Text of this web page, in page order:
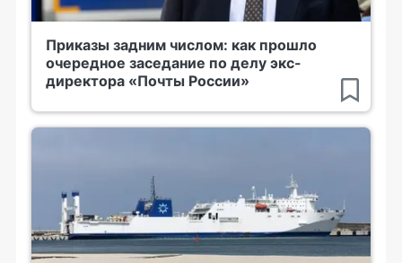
Приказы задним числом: как прошло
очередное заседание по делу экс-
директора «Почты России»